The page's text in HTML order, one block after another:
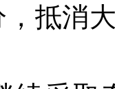
抵消